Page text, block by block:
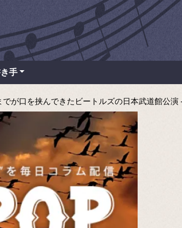
手
が口を挟んできたビートルズの日本武道館公演